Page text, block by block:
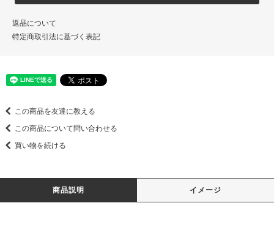
返品について
特定商取引法に基づく表記
この商品を友達に教える
この商品について問い合わせる
買い物を続ける
商品説明 イメージ